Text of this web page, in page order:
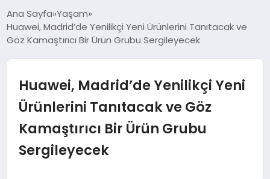
GÜNDEM
EĞITIM
SOSYAL MEDYA
KÜLTÜREL
Ana Sayfa Yaşam
Huawei, Madrid’de Yenilikçi Yeni Ürünlerini Tanıtacak ve
Göz Kamaştırıcı Bir Ürün Grubu Sergileyecek
Huawei, Madrid’de Yenilikçi Yeni
Ürünlerini Tanıtacak ve Göz
Kamaştırıcı Bir Ürün Grubu
Sergileyecek